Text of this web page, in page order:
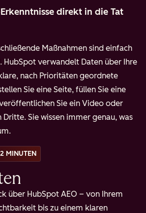
Erkenntnisse direkt in die Tat
Maßnahmen sind einfach
HubSpot verwandelt Daten über Ihre
nach Prioritäten geordnete
Sie eine Seite, füllen Sie eine
Sie ein Video oder
Dritte. Sie wissen immer genau, was
MINUTEN
über HubSpot AEO – von Ihrem
bis zu einem klaren